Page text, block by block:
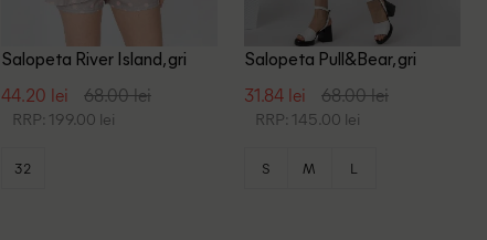
Salopeta River Island, gri
44.20 lei 68.00 lei
RRP: 199.00 lei
32
Salopeta Pull&Bear, gri
31.84 lei 68.00 lei
RRP: 145.00 lei
S M L